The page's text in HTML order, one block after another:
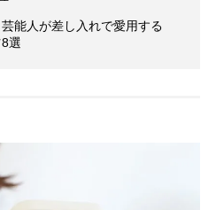
能人が差し入れで愛用する
選